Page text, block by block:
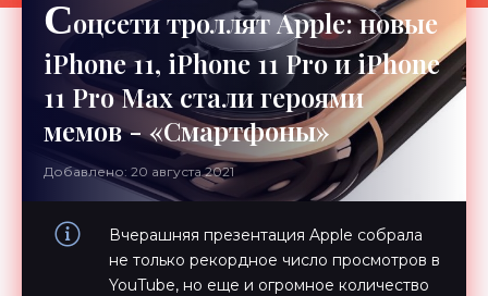
Соцсети троллят Apple: новые
iPhone 11, iPhone 11 Pro и iPhone
11 Pro Max стали героями
мемов - «Смартфоны»
Добавлено: 20 августа 2021
Вчерашняя презентация Apple собрала
не только рекордное число просмотров в
YouTube, но еще и огромное количество